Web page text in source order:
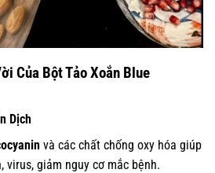
Của Bột Tảo Xoắn Blue
Dịch
và các chất chống oxy hóa giúp
virus, giảm nguy cơ mắc bệnh.